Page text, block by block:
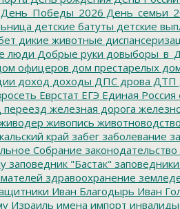
День_Победы_2026
детские батуты детские
дикие животные
люди Добрые руки
офицеров дом престарелых
доход доходы ДПС дрова ДТП
Еврстат ЕГЭ Единая Россия
переезд железная дорога
живопись животноводство
край забег заболевание
Собрание законодательство
заповедник "Бастак" заповедники
здравоохранение
Иван Благодырь Иван
Израиль имена импорт инвалиды